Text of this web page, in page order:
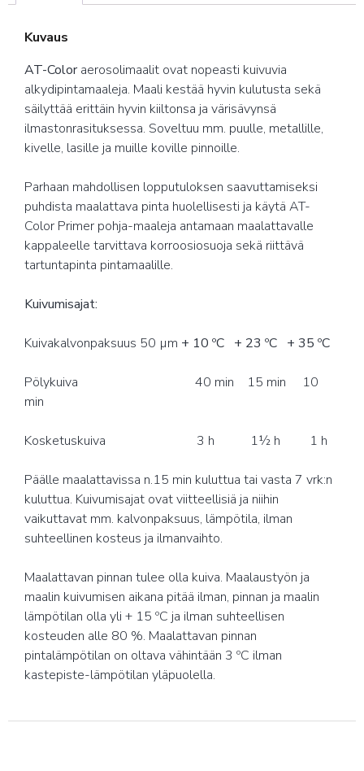
Kuvaus
AT-Color aerosolimaalit ovat nopeasti kuivuvia
alkydipintamaaleja. Maali kestää hyvin kulutusta sekä
säilyttää erittäin hyvin kiiltonsa ja värisävynsä
ilmastonrasituksessa. Soveltuu mm. puulle, metallille,
kivelle, lasille ja muille koville pinnoille.
Parhaan mahdollisen lopputuloksen saavuttamiseksi
puhdista maalattava pinta huolellisesti ja käytä AT-
Color Primer pohja-maaleja antamaan maalattavalle
kappaleelle tarvittava korroosiosuoja sekä riittävä
tartuntapinta pintamaalille.
Kuivumisajat:
Kuivakalvonpaksuus 50 µm + 10 ºC + 23 ºC + 35 ºC
Pölykuiva 40 min 15 min 10
min
Kosketuskuiva 3 h 1½ h 1 h
Päälle maalattavissa n.15 min kuluttua tai vasta 7 vrk:n
kuluttua. Kuivumisajat ovat viitteellisiä ja niihin
vaikuttavat mm. kalvonpaksuus, lämpötila, ilman
suhteellinen kosteus ja ilmanvaihto.
Maalattavan pinnan tulee olla kuiva. Maalaustyön ja
maalin kuivumisen aikana pitää ilman, pinnan ja maalin
lämpötilan olla yli + 15 ºC ja ilman suhteellisen
kosteuden alle 80 %. Maalattavan pinnan
pintalämpötilan on oltava vähintään 3 ºC ilman
kastepiste-lämpötilan yläpuolella.